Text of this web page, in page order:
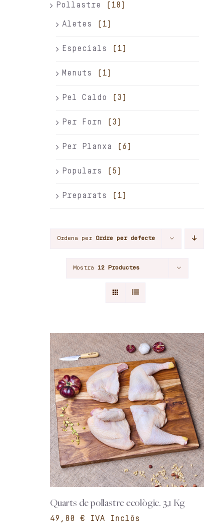
Pollastre (18)
Aletes (1)
Especials (1)
Menuts (1)
Pel Caldo (3)
Per Forn (3)
Per Planxa (6)
Populars (5)
Preparats (1)
Ordena per Ordre per defecte
Mostra 12 Productes
Quarts de pollastre ecològic. 3,1 Kg
€